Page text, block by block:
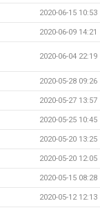
2020-06-15 10:53
2020-06-09 14:21
2020-06-04 22:19
2020-05-28 09:26
2020-05-27 13:57
2020-05-25 10:45
2020-05-20 13:25
2020-05-20 12:05
2020-05-15 08:28
2020-05-12 12:13